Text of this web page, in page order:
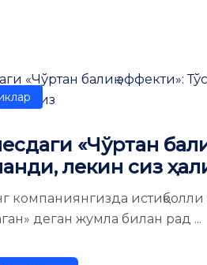
«Чўртан
лекин сиз
компаниянгизда
деган жумла билан рад ...